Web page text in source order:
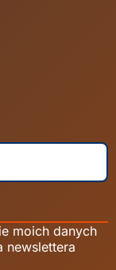
moich danych
newslettera